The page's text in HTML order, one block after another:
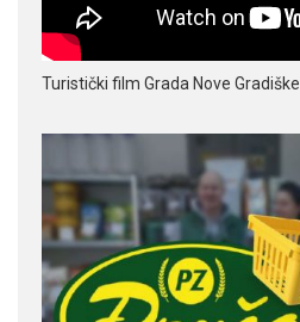
Turistički film Grada Nove Gradiške